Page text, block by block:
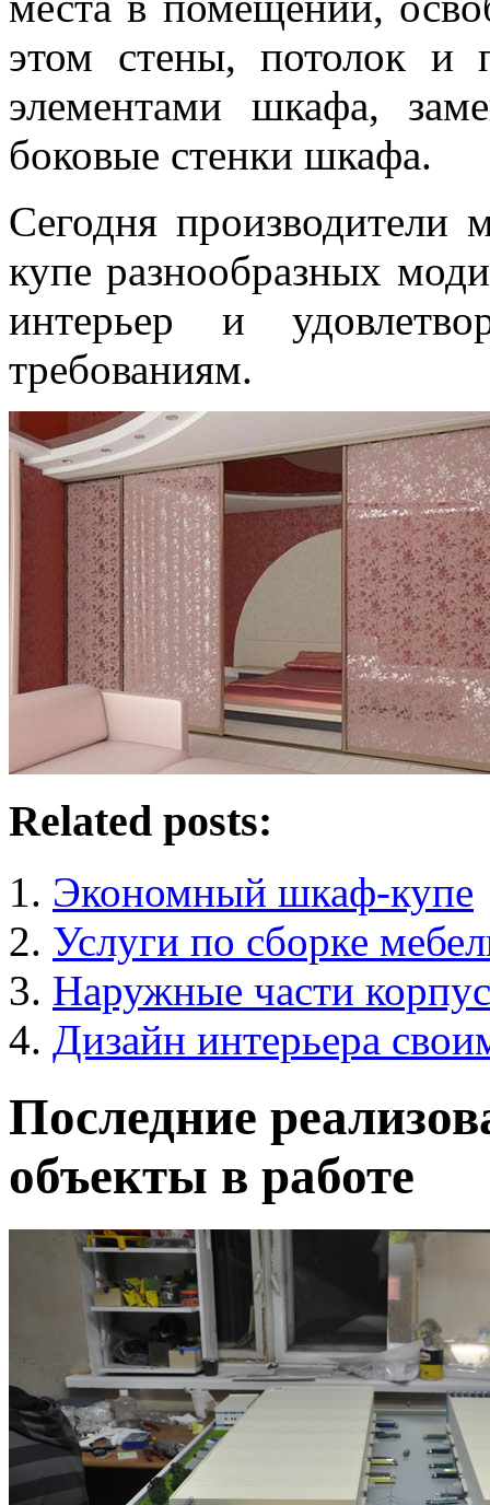
этом стены, потолок и
элементами шкафа,
боковые стенки шкафа.
Сегодня производители
купе разнообразных
интерьер и
требованиям.
Related posts:
Экономный шкаф-купе
Услуги по сборке
Наружные части
Дизайн интерьера
Последние
объекты в работе